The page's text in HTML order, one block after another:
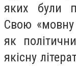
яких були
Свою «мовну
як
якісну